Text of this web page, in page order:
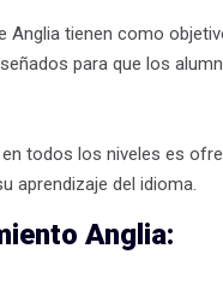
Anglia tienen como
para que los
todos los niveles es
aprendizaje del idioma.
Anglia: